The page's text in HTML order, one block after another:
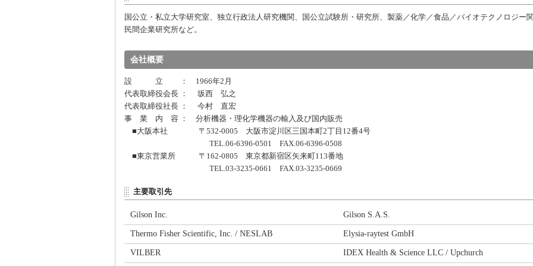
国公立・私立大学研究室、独立行政法人研究機関、国公立試験所・研究所、製薬／化学／食品／バイオテクノロジー
民間企業研究所など。
会社概要
設 立 ： 1966年2月
代表取締役会長 ： 坂西 弘之
代表取締役社長 ： 今村 直宏
事 業 内 容 ： 分析機器・理化学機器の輸入及び国内販売
■大阪本社 〒532-0005 大阪市淀川区三国本町2丁目12番4号
TEL.06-6396-0501 FAX.06-6396-0508
■東京営業所 〒162-0805 東京都新宿区矢来町113番地
TEL.03-3235-0661 FAX.03-3235-0669
主要取引先
Gilson Inc. Gilson S.A.S.
Thermo Fisher Scientific, Inc. / NESLAB Elysia-raytest GmbH
VILBER IDEX Health & Science LLC / Upchurch